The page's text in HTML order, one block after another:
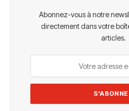
Abonnez-vous à notre
directement dans votre
articles.